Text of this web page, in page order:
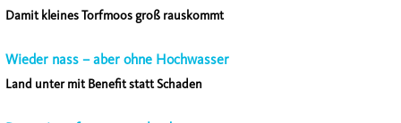
Damit kleines Torfmoos groß rauskommt
Wieder nass – aber ohne Hochwasser
Land unter mit Benefit statt Schaden